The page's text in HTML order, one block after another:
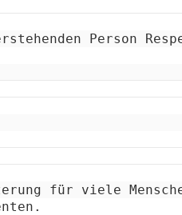
Person
für viele